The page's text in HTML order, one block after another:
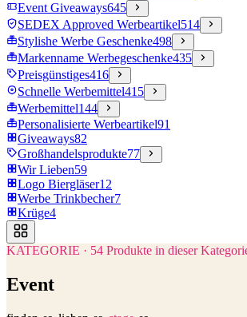
Event Giveaways645
SEDEX Approved Werbeartikel514
Stylishe Werbe Geschenke498
Markenname Werbegeschenke435
Preisgünstiges416
Schnelle Werbemittel415
Werbemittel144
Personalisierte Werbeartikel91
Giveaways82
Großhandelsprodukte77
Wir Lieben59
Logo Biergläser12
Werbe Trinkbecher7
Krüge4
KATEGORIE · 54 Produkte in dieser
Event